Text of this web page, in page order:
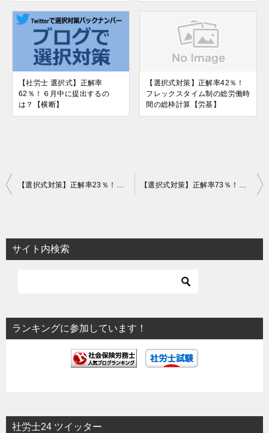
【社労士 選択式】正解率
62％！６月中に提出するの
は？【横断】
【選択式対策】正解率42％！
フレックスタイム制の総労働時
間の総枠計算【労基】
投
ビ
ゲ
ョ
ン
【選択式対策】正解率23％！特別教育の対象業務【安衛】 【選択式対策】正解率73％！労基署からの増員・解任命令【安衛】
サイト内検索
ランキングに参加しています！
社労士24 ツイッター